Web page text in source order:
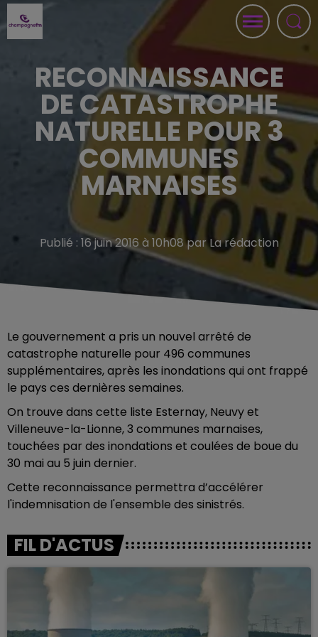
RECONNAISSANCE
DE CATASTROPHE
NATURELLE POUR 3
COMMUNES
MARNAISES
Publié : 16 juin 2016 à 10h08 par La rédaction
Le gouvernement a pris un nouvel arrêté de
catastrophe naturelle pour 496 communes
supplémentaires, après les inondations qui ont frappé
le pays ces dernières semaines.
On trouve dans cette liste Esternay, Neuvy et
Villeneuve-la-Lionne, 3 communes marnaises,
touchées par des inondations et coulées de boue du
30 mai au 5 juin dernier.
Cette reconnaissance permettra d’accélérer
l'indemnisation de l'ensemble des sinistrés.
FIL D'ACTUS